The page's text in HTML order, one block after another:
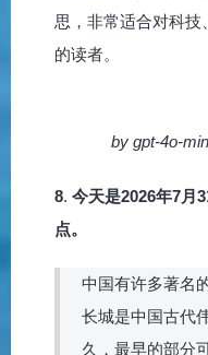
思，非常适合对科技
的读者。
by gpt-4o-
8. 今天是2026年7月
点。
中国有许多著名
长城是中国古代
久，最早的部分